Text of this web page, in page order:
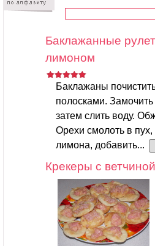
Баклажанные
лимоном
Баклажаны
полосками.
затем слить воду.
Орехи смолоть в
лимона, добавить...
Крекеры с